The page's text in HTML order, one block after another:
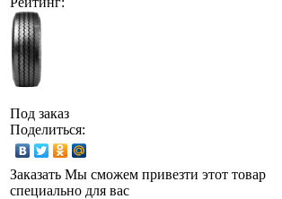
Под заказ
Поделиться:
Заказать Мы сможем привезти этот товар
специально для вас